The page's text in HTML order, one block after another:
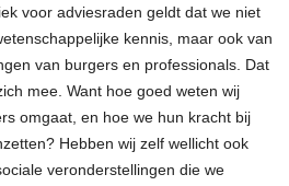
voor adviesraden geldt dat we niet
kennis, maar ook van
van burgers en professionals. Dat
mee. Want hoe goed weten wij
omgaat, en hoe we hun kracht bij
Hebben wij zelf wellicht ook
veronderstellingen die we